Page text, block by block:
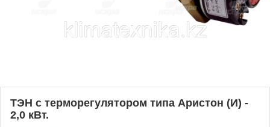
ТЭН с терморегулятором типа Аристон (И) -
2,0 кВт.